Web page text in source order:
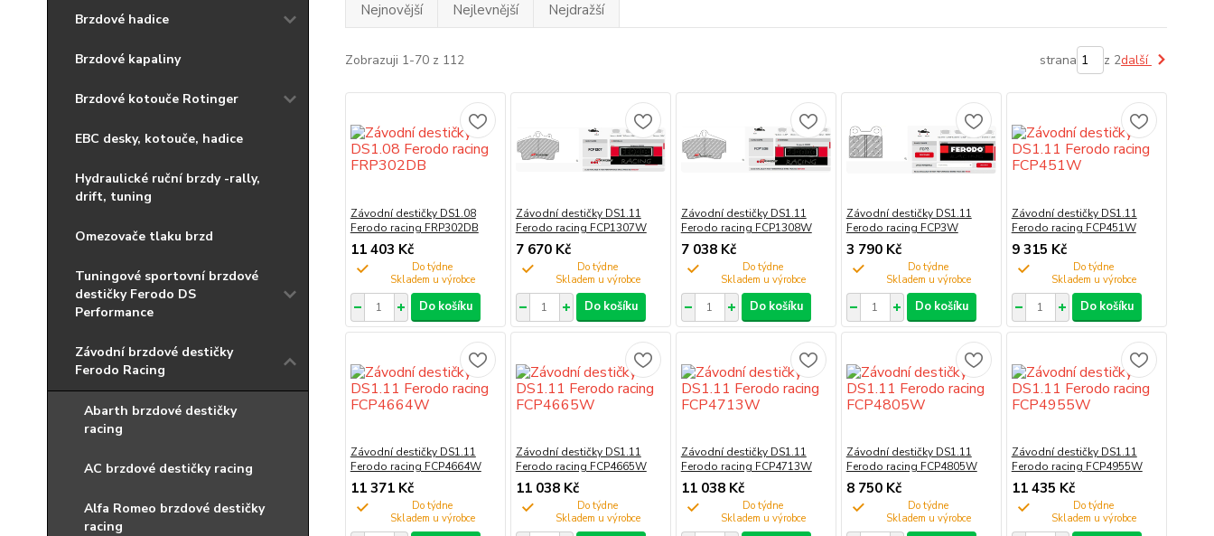
Brzdové hadice
Brzdové kapaliny
Brzdové kotouče Rotinger
EBC desky, kotouče, hadice
Hydraulické ruční brzdy -rally,
drift, tuning
Omezovače tlaku brzd
Tuningové sportovní brzdové
destičky Ferodo DS
Performance
Závodní brzdové destičky
Ferodo Racing
Abarth brzdové destičky
racing
AC brzdové destičky racing
Alfa Romeo brzdové destičky
racing
Nejnovější Nejlevnější Nejdražší
Zobrazuji 1-70 z 112 strana z 2další
Závodní destičky DS1.08
Ferodo racing FRP302DB
11 403 Kč
Do týdne
Do košíku
Závodní destičky DS1.11
Ferodo racing FCP1307W
7 670 Kč
Do týdne
Do košíku
Závodní destičky DS1.11
Ferodo racing FCP1308W
7 038 Kč
Do týdne
Do košíku
Závodní destičky DS1.11
Ferodo racing FCP3W
3 790 Kč
Do týdne
Do košíku
Závodní destičky DS1.11
Ferodo racing FCP451W
9 315 Kč
Do týdne
Do košíku
Závodní destičky DS1.11
Ferodo racing FCP4664W
11 371 Kč
Do týdne
Závodní destičky DS1.11
Ferodo racing FCP4665W
11 038 Kč
Do týdne
Závodní destičky DS1.11
Ferodo racing FCP4713W
11 038 Kč
Do týdne
Závodní destičky DS1.11
Ferodo racing FCP4805W
8 750 Kč
Do týdne
Závodní destičky DS1.11
Ferodo racing FCP4955W
11 435 Kč
Do týdne